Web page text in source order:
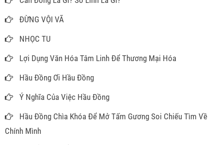
ĐỪNG VỘI VÃ
NHỌC TU
Lợi Dụng Văn Hóa Tâm Linh Để Thương Mại Hóa
Hầu Đồng Ơi Hầu Đồng
Ý Nghĩa Của Việc Hầu Đồng
Hầu Đồng Chìa Khóa Để Mở Tấm Gương Soi Chiếu Tìm Về
Chính Mình